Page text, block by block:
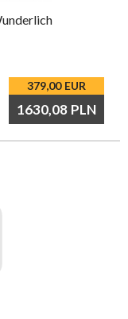
379,00 EUR
1630,08 PLN